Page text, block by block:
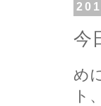
今
め
ト、